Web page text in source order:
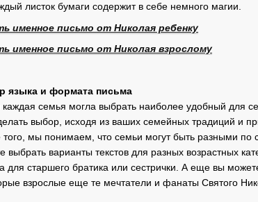
листок бумаги содержит в себе немного магии.
именное письмо от Николая ребенку
именное письмо от Николая взрослому
языка и формата письма
семья могла выбрать наиболее удобный для
выбор, исходя из ваших семейных традиций и
мы понимаем, что семьи могут быть разными по
выбрать варианты текстов для разных возрастных
для старшего братика или сестрички. А еще вы
взрослые еще те мечтатели и фанаты Святого